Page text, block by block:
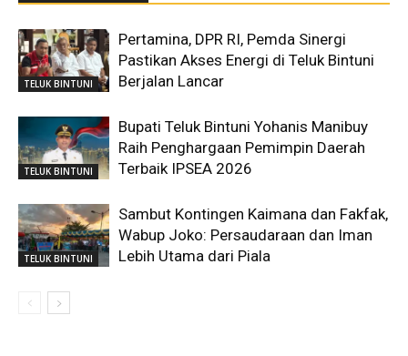
TELUK BINTUNI
Pertamina, DPR RI, Pemda Sinergi
Pastikan Akses Energi di Teluk Bintuni
Berjalan Lancar
TELUK BINTUNI
Bupati Teluk Bintuni Yohanis Manibuy
Raih Penghargaan Pemimpin Daerah
Terbaik IPSEA 2026
TELUK BINTUNI
Sambut Kontingen Kaimana dan Fakfak,
Wabup Joko: Persaudaraan dan Iman
Lebih Utama dari Piala